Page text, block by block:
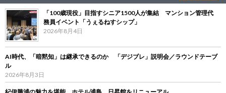
「100歳現役」目指すシニア1500人が集結 マンション管理代
務員イベント「うぇるねすシップ」
2026年8月4日
AI時代、「暗黙知」は継承できるのか 「デジブレ」説明会／ラウンドテーブ
ル
2026年8月3日